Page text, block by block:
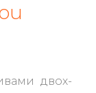
двох-